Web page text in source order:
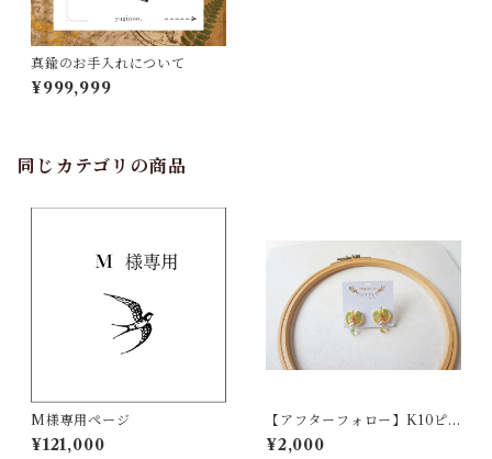
真鍮のお手入れについて
¥999,999
同じカテゴリの商品
M様専用ページ
¥121,000
【アフターフォロー】K10ピ
アスポスト金具交換
¥2,000